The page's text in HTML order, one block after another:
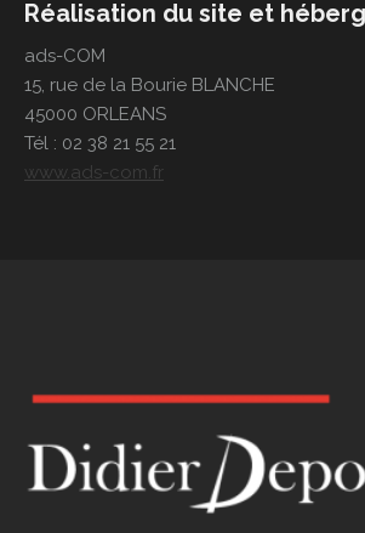
Qui suis-je
Réalisation du site et
ads-COM
15, rue de la Bourie BLANCHE
45000 ORLEANS
Tél : 02 38 21 55 21
www.ads-com.fr